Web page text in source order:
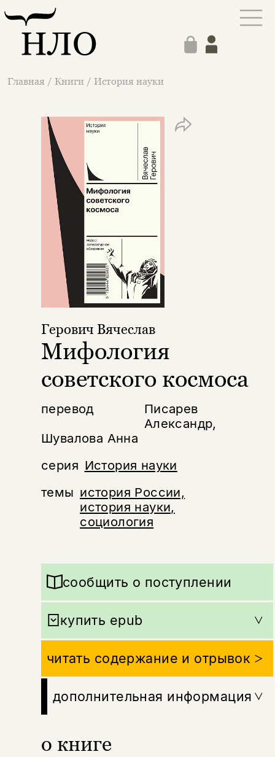
Главная / Книги / История науки
перевод
Писарев
Александр,
Шувалова Анна
серия История науки
темы история России,
история науки,
социология
Герович Вячеслав
Мифология
советского космоса
о книге
сообщить о поступлении
купить epub
читать содержание и отрывок
дополнительная информация